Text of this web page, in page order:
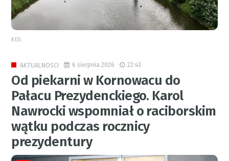
RED.
AKTUALNOŚCI 6 sierpnia 2026 22:43
Od piekarni w Kornowacu do
Pałacu Prezydenckiego. Karol
Nawrocki wspomniał o raciborskim
wątku podczas rocznicy
prezydentury